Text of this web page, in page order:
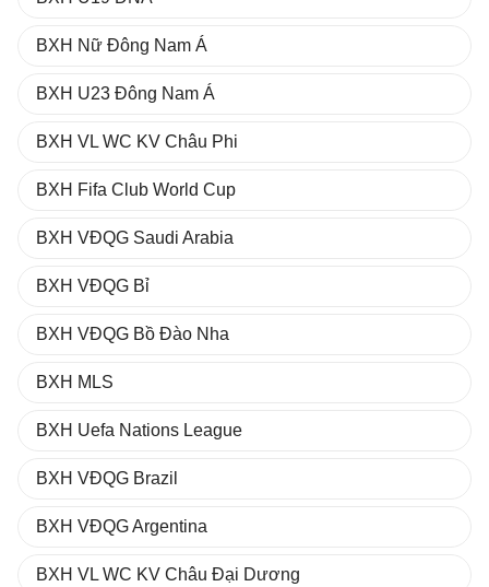
BXH Nữ Đông Nam Á
BXH U23 Đông Nam Á
BXH VL WC KV Châu Phi
BXH Fifa Club World Cup
BXH VĐQG Saudi Arabia
BXH VĐQG Bỉ
BXH VĐQG Bồ Đào Nha
BXH MLS
BXH Uefa Nations League
BXH VĐQG Brazil
BXH VĐQG Argentina
BXH VL WC KV Châu Đại Dương